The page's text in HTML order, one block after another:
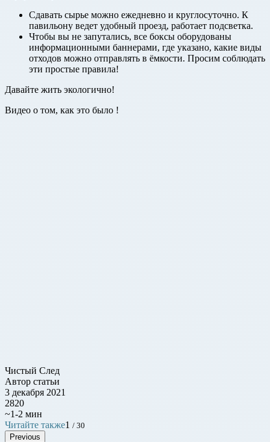
Сдавать сырье можно ежедневно и круглосуточно. К
павильону ведет удобный проезд, работает подсветка.
Чтобы вы не запутались, все боксы оборудованы
информационными баннерами, где указано, какие виды
отходов можно отправлять в ёмкости. Просим соблюдать
эти простые правила!
Давайте жить экологично!
Видео о том, как это было !
Чистый След
Автор статьи
3 декабря 2021
2820
~1-2 мин
Читайте также1 / 30
Previous